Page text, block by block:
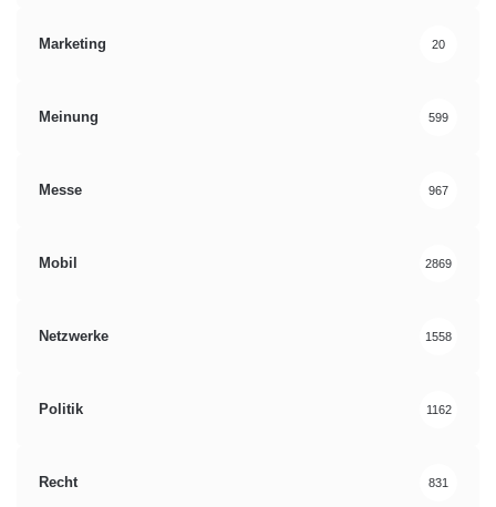
Marketing 20
Meinung 599
Messe 967
Mobil 2869
Netzwerke 1558
Politik 1162
Recht 831